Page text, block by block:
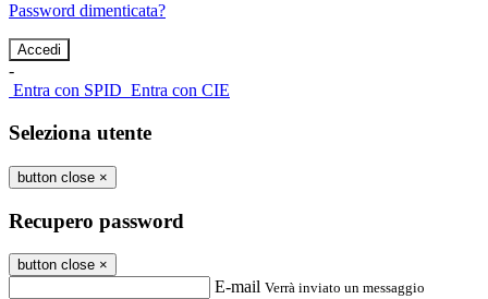
Password dimenticata?
-
Entra con SPID Entra con CIE
Seleziona utente
button close ×
Recupero password
button close ×
E-mail Verrà inviato un messaggio